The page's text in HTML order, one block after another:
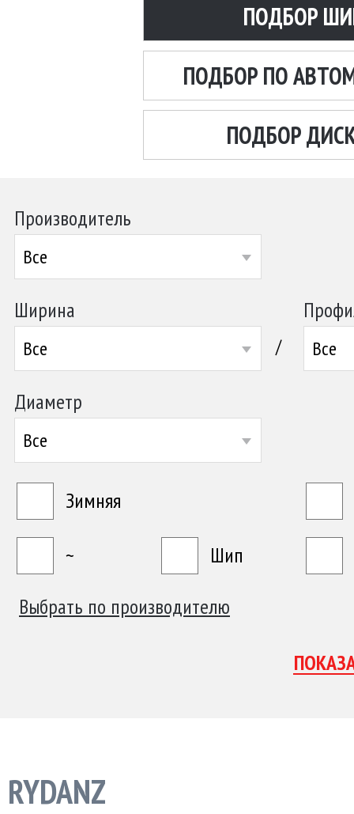
ПОДБОР
ПОДБОР ПО
ПОДБОР
Производитель
Все
Ширина
Все / Все
Диаметр
Все
Зимняя
~
Шип
Выбрать по производителю
RYDANZ